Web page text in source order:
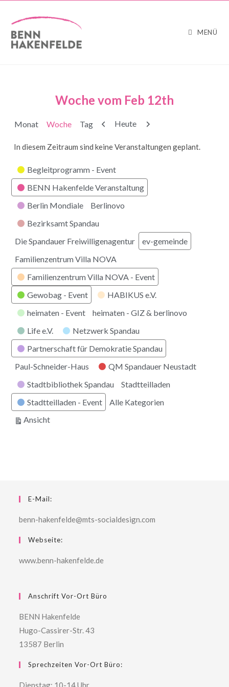
MENÜ
Woche vom Feb 12th
Monat Woche Tag Zurück
Heute Weiter
In diesem Zeitraum sind keine Veranstaltungen geplant.
Kategorien
Begleitprogramm - Event
BENN Hakenfelde Veranstaltung
Berlin Mondiale
Berlinovo
Bezirksamt Spandau
Die Spandauer Freiwilligenagentur
ev-gemeinde
Familienzentrum Villa NOVA
Familienzentrum Villa NOVA - Event
Gewobag - Event
HABIKUS e.V.
heimaten - Event
heimaten - GIZ & berlinovo
Life e.V.
Netzwerk Spandau
Partnerschaft für Demokratie Spandau
Paul-Schneider-Haus
QM Spandauer Neustadt
Stadtbibliothek Spandau
Stadtteilladen
Stadtteilladen - Event
Alle Kategorien
Ansichtausdrucken
E-Mail:
benn-hakenfelde@mts-socialdesign.com
Webseite:
www.benn-hakenfelde.de
Anschrift Vor-Ort Büro
BENN Hakenfelde
Hugo-Cassirer-Str. 43
13587 Berlin
Sprechzeiten Vor-Ort Büro:
Dienstag: 10-14 Uhr